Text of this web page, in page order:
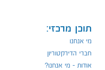
תוכן מרכזי:
מי אנחנו
חברי הדירקטוריון
אודות - מי אנחנו?